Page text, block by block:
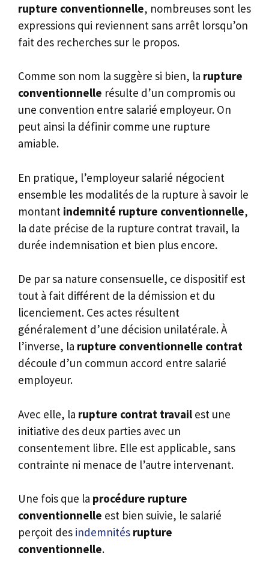
rupture conventionnelle, nombreuses sont les
expressions qui reviennent sans arrêt lorsqu’on
fait des recherches sur le propos.
Comme son nom la suggère si bien, la rupture
conventionnelle résulte d’un compromis ou
une convention entre salarié employeur. On
peut ainsi la définir comme une rupture
amiable.
En pratique, l’employeur salarié négocient
ensemble les modalités de la rupture à savoir le
montant indemnité rupture conventionnelle,
la date précise de la rupture contrat travail, la
durée indemnisation et bien plus encore.
De par sa nature consensuelle, ce dispositif est
tout à fait différent de la démission et du
licenciement. Ces actes résultent
généralement d’une décision unilatérale. À
l’inverse, la rupture conventionnelle contrat
découle d’un commun accord entre salarié
employeur.
Avec elle, la rupture contrat travail est une
initiative des deux parties avec un
consentement libre. Elle est applicable, sans
contrainte ni menace de l’autre intervenant.
Une fois que la procédure rupture
conventionnelle est bien suivie, le salarié
perçoit des indemnités rupture
conventionnelle.